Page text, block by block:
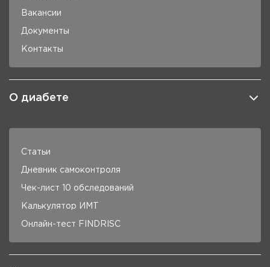
Вакансии
Документы
Контакты
О диабете
Статьи
Дневник самоконтроля
Чек-лист 10 обследований
Калькулятор ИМТ
Онлайн-тест FINDRISC